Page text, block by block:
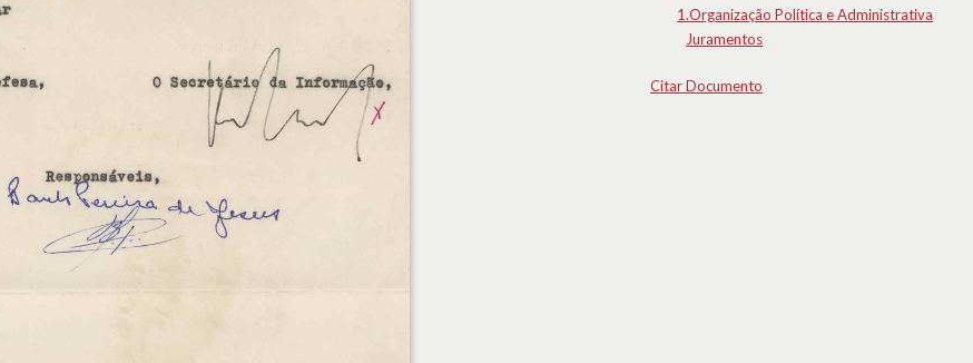
1.Organização Política e Administrativa
Juramentos
Citar Documento